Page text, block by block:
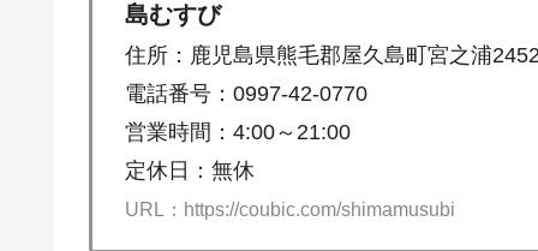
島むすび
住所：鹿児島県熊毛郡屋久島町宮之浦
電話番号：0997-42-0770
営業時間：4:00～21:00
定休日：無休
URL：https://coubic.com/shimamusubi